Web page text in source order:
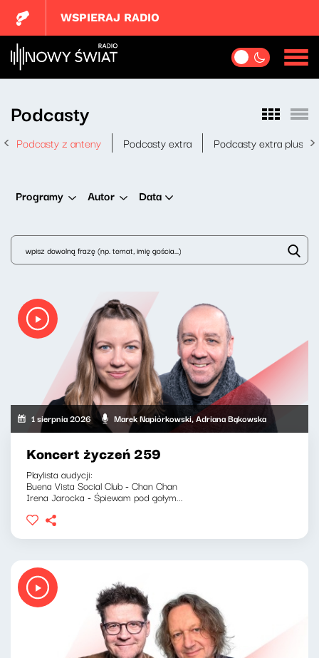
WSPIERAJ RADIO
Podcasty
Podcasty z anteny Podcasty extra Podcasty extra plus
Programy Autor Data
1 sierpnia 2026 Marek Napiórkowski, Adriana Bąkowska
Koncert życzeń 259
Playlista audycji:
Buena Vista Social Club - Chan Chan
Irena Jarocka - Śpiewam pod gołym...